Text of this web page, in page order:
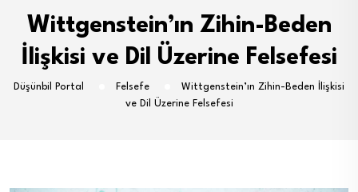
Wittgenstein’ın Zihin-Beden
İlişkisi ve Dil Üzerine Felsefesi
Düşünbil Portal Felsefe
Wittgenstein’ın Zihin-Beden İlişkisi
ve Dil Üzerine Felsefesi